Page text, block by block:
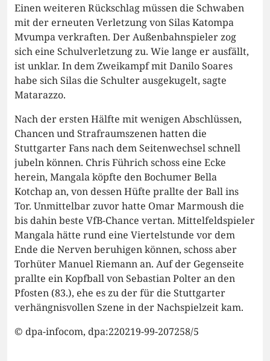
Einen weiteren Rückschlag müssen die Schwaben
mit der erneuten Verletzung von Silas Katompa
Mvumpa verkraften. Der Außenbahnspieler zog
sich eine Schulverletzung zu. Wie lange er ausfällt,
ist unklar. In dem Zweikampf mit Danilo Soares
habe sich Silas die Schulter ausgekugelt, sagte
Matarazzo.
Nach der ersten Hälfte mit wenigen Abschlüssen,
Chancen und Strafraumszenen hatten die
Stuttgarter Fans nach dem Seitenwechsel schnell
jubeln können. Chris Führich schoss eine Ecke
herein, Mangala köpfte den Bochumer Bella
Kotchap an, von dessen Hüfte prallte der Ball ins
Tor. Unmittelbar zuvor hatte Omar Marmoush die
bis dahin beste VfB-Chance vertan. Mittelfeldspieler
Mangala hätte rund eine Viertelstunde vor dem
Ende die Nerven beruhigen können, schoss aber
Torhüter Manuel Riemann an. Auf der Gegenseite
prallte ein Kopfball von Sebastian Polter an den
Pfosten (83.), ehe es zu der für die Stuttgarter
verhängnisvollen Szene in der Nachspielzeit kam.
© dpa-infocom, dpa:220219-99-207258/5